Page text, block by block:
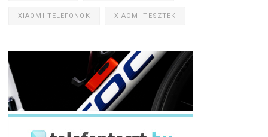
XIAOMI TELEFONOK XIAOMI TESZTEK